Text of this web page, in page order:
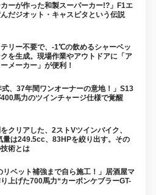
カーが作った和製スーパーカー!?」F1エ
だジオット・キャスピタという伝説
リー不要で、-1℃の飲めるシャーベッ
クを生成。現場作業やアウトドアに「ア
メーカー」が便利！
式、37年間ワンオーナーの意地！」S13
馬力のツインチャージ仕様で覚醒
クリアした、2ストVツインバイク、
量は249.5cc、83HPを絞り出す。その
術とは
リベット補強まで自ら施工！」居酒屋マ
上げた700馬力“カーボンケブラーGT-